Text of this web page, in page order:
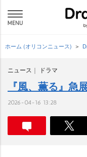
ホーム (オリコンニュース)
ニュース ドラマ
『風、薫る』急
2026-04-16 13:28